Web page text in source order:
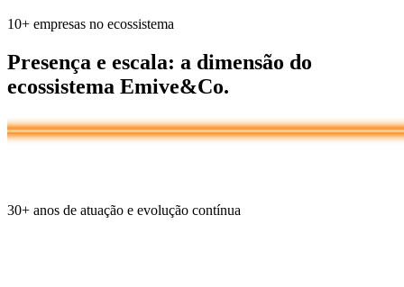
10+ empresas no ecossistema
Presença e escala: a dimensão do
ecossistema Emive&Co.
30+ anos de atuação e evolução contínua